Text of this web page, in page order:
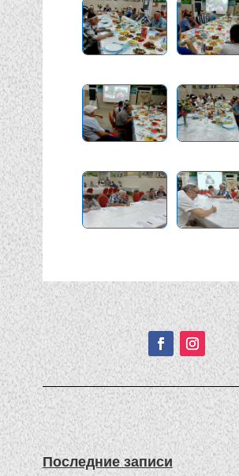
Подписывайтесь!
Последние записи